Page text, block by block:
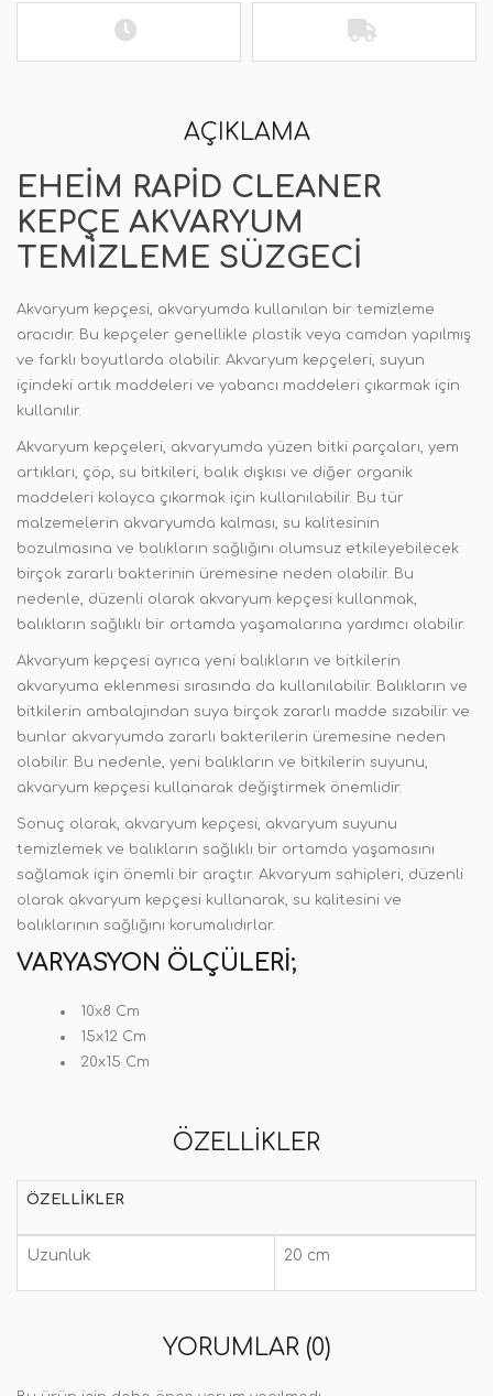
AÇIKLAMA
EHEIM RAPID CLEANER
KEPÇE AKVARYUM
TEMIZLEME SÜZGECI
Akvaryum kepçesi, akvaryumda kullanılan bir temizleme
aracıdır. Bu kepçeler genellikle plastik veya camdan yapılmış
ve farklı boyutlarda olabilir. Akvaryum kepçeleri, suyun
içindeki artık maddeleri ve yabancı maddeleri çıkarmak için
kullanılır.
Akvaryum kepçeleri, akvaryumda yüzen bitki parçaları, yem
artıkları, çöp, su bitkileri, balık dışkısı ve diğer organik
maddeleri kolayca çıkarmak için kullanılabilir. Bu tür
malzemelerin akvaryumda kalması, su kalitesinin
bozulmasına ve balıkların sağlığını olumsuz etkileyebilecek
birçok zararlı bakterinin üremesine neden olabilir. Bu
nedenle, düzenli olarak akvaryum kepçesi kullanmak,
balıkların sağlıklı bir ortamda yaşamalarına yardımcı olabilir.
Akvaryum kepçesi ayrıca yeni balıkların ve bitkilerin
akvaryuma eklenmesi sırasında da kullanılabilir. Balıkların ve
bitkilerin ambalajından suya birçok zararlı madde sızabilir ve
bunlar akvaryumda zararlı bakterilerin üremesine neden
olabilir. Bu nedenle, yeni balıkların ve bitkilerin suyunu,
akvaryum kepçesi kullanarak değiştirmek önemlidir.
Sonuç olarak, akvaryum kepçesi, akvaryum suyunu
temizlemek ve balıkların sağlıklı bir ortamda yaşamasını
sağlamak için önemli bir araçtır. Akvaryum sahipleri, düzenli
olarak akvaryum kepçesi kullanarak, su kalitesini ve
balıklarının sağlığını korumalıdırlar.
VARYASYON ÖLÇÜLERI;
10x8 Cm
15x12 Cm
20x15 Cm
ÖZELLIKLER
ÖZELLIKLER
Uzunluk 20 cm
YORUMLAR (0)